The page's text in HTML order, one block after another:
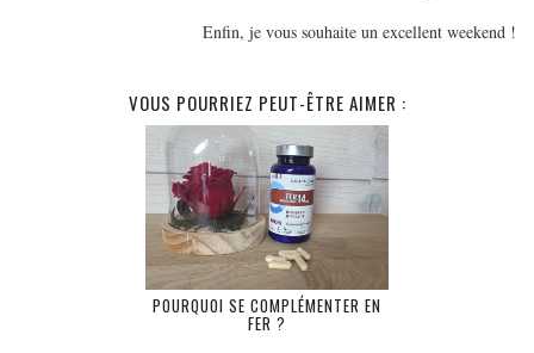
Enfin, je vous souhaite un excellent weekend !
VOUS POURRIEZ PEUT-ÊTRE AIMER :
POURQUOI SE COMPLÉMENTER EN
FER ?